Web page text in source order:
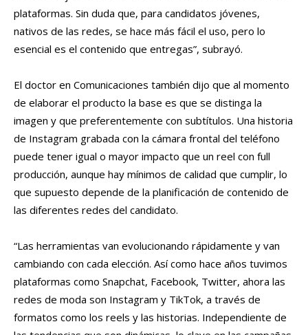
plataformas. Sin duda que, para candidatos jóvenes,
nativos de las redes, se hace más fácil el uso, pero lo
esencial es el contenido que entregas”, subrayó.
El doctor en Comunicaciones también dijo que al momento
de elaborar el producto la base es que se distinga la
imagen y que preferentemente con subtítulos. Una historia
de Instagram grabada con la cámara frontal del teléfono
puede tener igual o mayor impacto que un reel con full
producción, aunque hay mínimos de calidad que cumplir, lo
que supuesto depende de la planificación de contenido de
las diferentes redes del candidato.
“Las herramientas van evolucionando rápidamente y van
cambiando con cada elección. Así como hace años tuvimos
plataformas como Snapchat, Facebook, Twitter, ahora las
redes de moda son Instagram y TikTok, a través de
formatos como los reels y las historias. Independiente de